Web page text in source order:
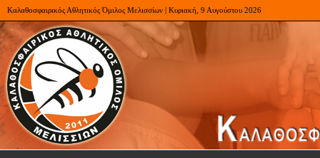
Καλαθοσφαιρικός Αθλητικός Όμιλος Μελισσίων | Κυριακή, 9 Αυγούστου 2026